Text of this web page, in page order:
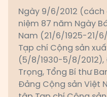
Ngày 9/6/2012 (cách
niệm 87 năm Ngày
Nam (21/6/1925-21/
Tạp chí Cộng sản
(5/8/1930-5/8/2012),
Trọng, Tổng Bí thư
Đảng Cộng sản Việt